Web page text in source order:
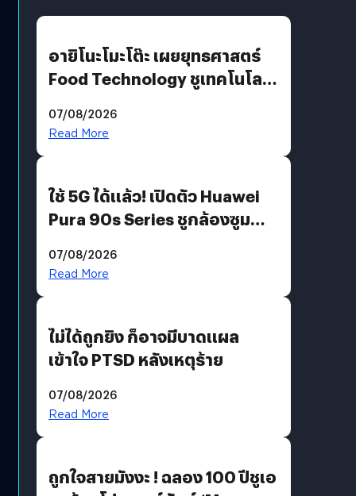
อายิโนะโมะโต๊ะ เผยยุทธศาสตร์
Food Technology ชูเทคโนโลยี
บริโภคและ B2B
07/08/2026
Read More
ใช้ 5G ได้แล้ว! เปิดตัว Huawei
Pura 90s Series ชูกล้องซูม
07/08/2026
Read More
ไม่ได้ถูกยิง ก็อาจมีบาดแผล
เข้าใจ PTSD หลังเหตุร้าย
07/08/2026
Read More
ถูกใจสายมังงะ ! ฉลอง 100 ปีชูเอ